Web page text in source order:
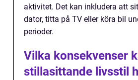
aktivitet. Det kan inkludera att
dator, titta på TV eller köra bil
perioder.
Vilka konsekvenser
stillasittande livsstil